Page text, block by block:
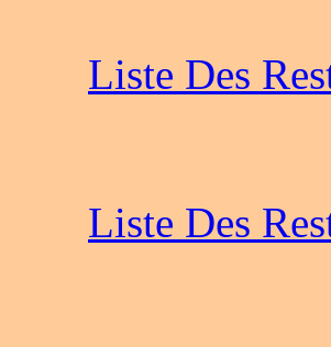
Liste Des
Liste Des